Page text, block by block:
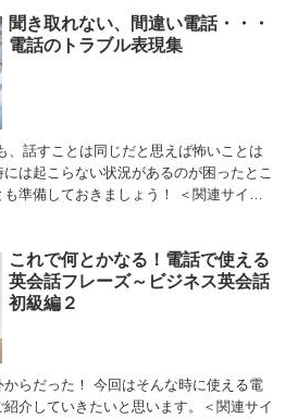
聞き取れない、間違い電話・・・
電話のトラブル表現集
、話すことは同じだと思えば怖いことは
は起こらない状況があるのが困ったとこ
準備しておきましょう！ ＜関連サイト
これで何とかなる！電話で使える
英会話フレーズ～ビジネス英会話
初級編２
らだった！ 今回はそんな時に使える電
介していきたいと思います。＜関連サイ